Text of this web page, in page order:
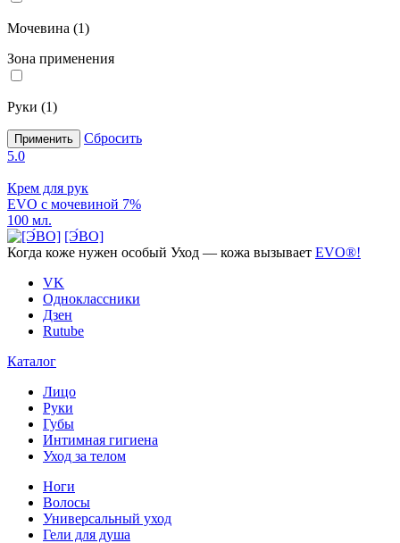
Мочевина (1)
Зона применения
Руки (1)
Применить
Сбросить
5.0
Крем для рук
EVO с мочевиной 7%
100 мл.
[Э́ВО]
Когда коже нужен особый Уход — кожа вызывает EVO®!
VK
Одноклассники
Дзен
Rutube
Каталог
Лицо
Руки
Губы
Интимная гигиена
Уход за телом
Ноги
Волосы
Универсальный уход
Гели для душа